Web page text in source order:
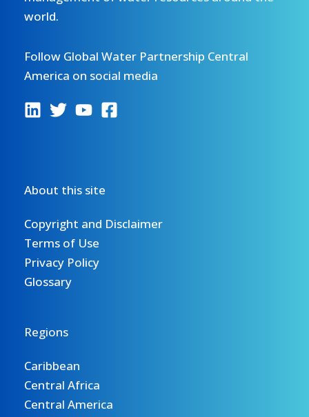
world.
Follow Global Water Partnership Central
America on social media
About this site
Copyright and Disclaimer
Terms of Use
Privacy Policy
Glossary
Regions
Caribbean
Central Africa
Central America